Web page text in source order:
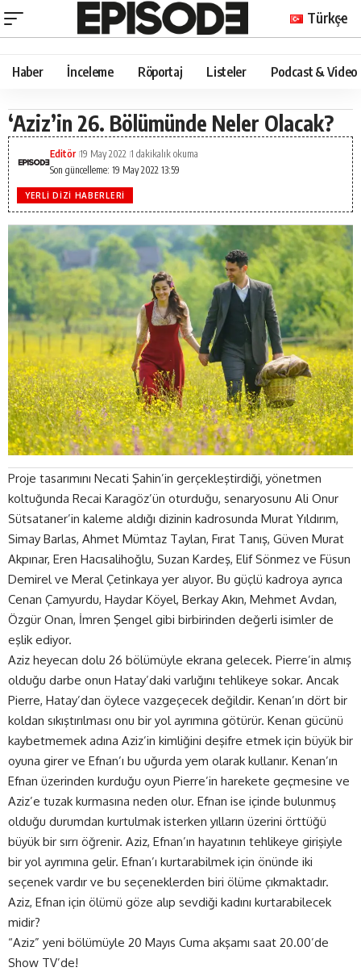
Türkçe
Haber İnceleme Röportaj Listeler Podcast & Video
‘Aziz’in 26. Bölümünde Neler Olacak?
Son güncelleme: 19 May 2022 13:59
Editör 19 May 2022 1 dakikalık okuma
YERLI DIZI HABERLERI
Proje tasarımını Necati Şahin’in gerçekleştirdiği, yönetmen
koltuğunda Recai Karagöz’ün oturduğu, senaryosunu Ali Onur
Sütsataner’in kaleme aldığı dizinin kadrosunda Murat Yıldırım,
Simay Barlas, Ahmet Mümtaz Taylan, Fırat Tanış, Güven Murat
Akpınar, Eren Hacısalihoğlu, Suzan Kardeş, Elif Sönmez ve Füsun
Demirel ve Meral Çetinkaya yer alıyor. Bu güçlü kadroya ayrıca
Cenan Çamyurdu, Haydar Köyel, Berkay Akın, Mehmet Avdan,
Özgür Onan, İmren Şengel gibi birbirinden değerli isimler de
eşlik ediyor.
Aziz heyecan dolu 26 bölümüyle ekrana gelecek. Pierre’in almış
olduğu darbe onun Hatay’daki varlığını tehlikeye sokar. Ancak
Pierre, Hatay’dan öylece vazgeçecek değildir. Kenan’ın dört bir
koldan sıkıştırılması onu bir yol ayrımına götürür. Kenan gücünü
kaybetmemek adına Aziz’in kimliğini deşifre etmek için büyük bir
oyuna girer ve Efnan’ı bu uğurda yem olarak kullanır. Kenan’ın
Efnan üzerinden kurduğu oyun Pierre’in harekete geçmesine ve
Aziz’e tuzak kurmasına neden olur. Efnan ise içinde bulunmuş
olduğu durumdan kurtulmak isterken yılların üzerini örttüğü
büyük bir sırrı öğrenir. Aziz, Efnan’ın hayatının tehlikeye girişiyle
bir yol ayrımına gelir. Efnan’ı kurtarabilmek için önünde iki
seçenek vardır ve bu seçeneklerden biri ölüme çıkmaktadır.
Aziz, Efnan için ölümü göze alıp sevdiği kadını kurtarabilecek
midir?
“Aziz” yeni bölümüyle 20 Mayıs Cuma akşamı saat 20.00’de
Show TV’de!